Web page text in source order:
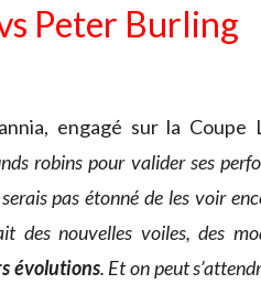
Peter Burling
engagé sur la Coupe
robins pour valider ses
pas étonné de les voir
des nouvelles voiles, des
évolutions. Et on peut